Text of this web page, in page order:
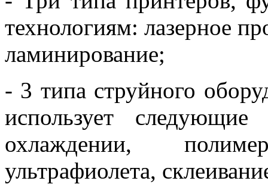
технологиям: лазерное
ламинирование;
- 3 типа струйного
использует
охлаждении,
ультрафиолета,